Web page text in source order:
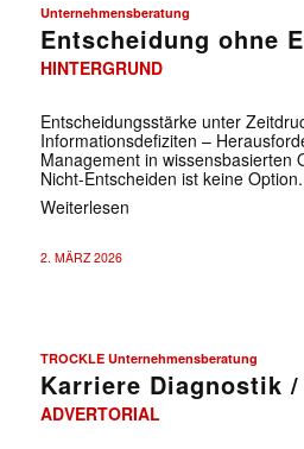
Unternehmensberatung
Entscheidung ohne
HINTERGRUND
Entscheidungsstärke unter
Informationsdefiziten –
Management in wissensbasierten
Nicht-Entscheiden ist keine Option.
Weiterlesen
2. MÄRZ 2026
TROCKLE Unternehmensberatung
Karriere Diagnostik /
ADVERTORIAL